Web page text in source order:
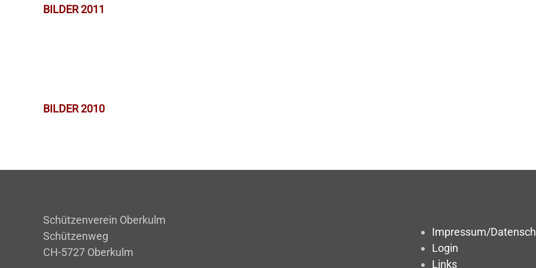
BILDER 2011
BILDER 2010
Schützenverein Oberkulm
Schützenweg
CH-5727 Oberkulm
Impressum/
Login
Links